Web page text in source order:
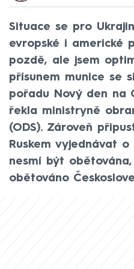
Situace se pro
evropské i americké
pozdě, ale jsem
přísunem munice se
pořadu Nový den na
řekla ministryně
(ODS). Zároveň
Ruskem vyjednávat
nesmí být
obětováno